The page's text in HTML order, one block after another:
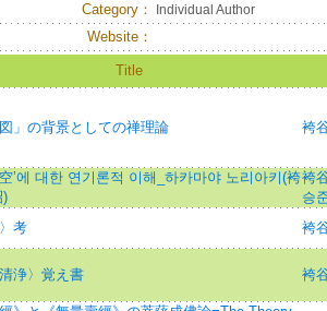
Category： Individual Author
Website：
Title
図」の背景としての禅理論 袴
空’에 대한 연기론적 이해_하카마야 노리아키(袴
)
袴
승
考
袴
清浄〉覚え書 袴